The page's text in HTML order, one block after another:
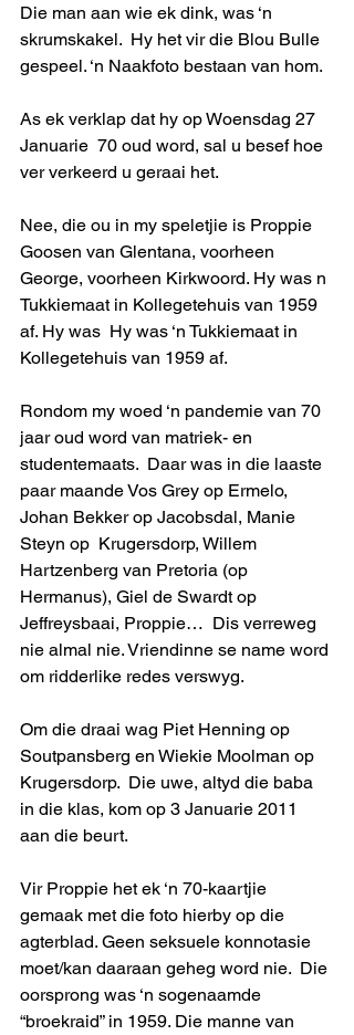
Die man aan wie ek dink, was ‘n
skrumskakel.  Hy het vir die Blou Bulle
gespeel. ‘n Naakfoto bestaan van hom.
As ek verklap dat hy op Woensdag 27
Januarie  70 oud word, sal u besef hoe
ver verkeerd u geraai het.
Nee, die ou in my speletjie is Proppie
Goosen van Glentana, voorheen
George, voorheen Kirkwoord. Hy was n
Tukkiemaat in Kollegetehuis van 1959
af. Hy was  Hy was ‘n Tukkiemaat in
Kollegetehuis van 1959 af.
Rondom my woed ‘n pandemie van 70
jaar oud word van matriek- en
studentemaats.  Daar was in die laaste
paar maande Vos Grey op Ermelo,
Johan Bekker op Jacobsdal, Manie
Steyn op  Krugersdorp, Willem
Hartzenberg van Pretoria (op
Hermanus), Giel de Swardt op
Jeffreysbaai, Proppie…  Dis verreweg
nie almal nie. Vriendinne se name word
om ridderlike redes verswyg.
Om die draai wag Piet Henning op
Soutpansberg en Wiekie Moolman op
Krugersdorp.  Die uwe, altyd die baba
in die klas, kom op 3 Januarie 2011
aan die beurt.
Vir Proppie het ek ‘n 70-kaartjie
gemaak met die foto hierby op die
agterblad. Geen seksuele konnotasie
moet/kan daaraan geheg word nie.  Die
oorsprong was ‘n sogenaamde
“broekraid” in 1959. Die manne van